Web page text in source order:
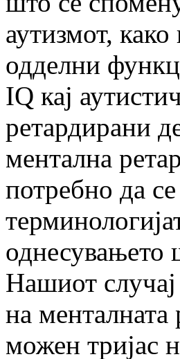
аутизмот,
одделни
IQ кај
ретардирани
ментална
потребно да
однесувањето
Нашиот
на менталната
можен тријас